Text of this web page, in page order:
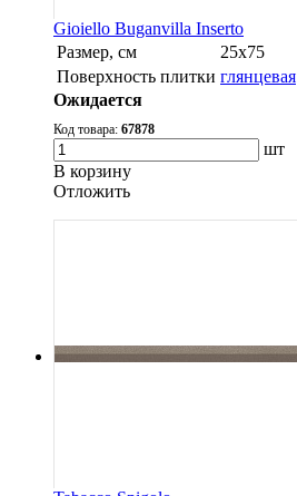
Gioiello Buganvilla Inserto
Размер, см
25х75
Поверхность плитки глянцевая
Ожидается
Код товара: 67878
шт
В корзину
Oтложить